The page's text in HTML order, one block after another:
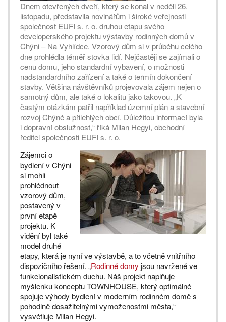
Dnem otevřených dveří, který se konal v neděli 26.
listopadu, představila novinářům i široké veřejnosti
společnost EUFI s. r. o. druhou etapu svého
developerského projektu výstavby rodinných domů v
Chýni – Na Vyhlídce. Vzorový dům si v průběhu celého
dne prohlédla téměř stovka lidí. Nejčastěji se zajímali o
cenu domu, jeho standardní vybavení, o možnosti
nadstandardního zařízení a také o termín dokončení
stavby. Většina návštěvníků projevovala zájem nejen o
samotný dům, ale také o lokalitu jako takovou. „K
častým otázkám patřil například územní plán a stavební
rozvoj Chýně a přilehlých obcí. Důležitou informací byla
i dopravní obslužnost,“ říká Milan Hegyi, obchodní
ředitel společnosti EUFI s. r. o.
Zájemci o
bydlení v Chýni
si mohli
prohlédnout
vzorový dům,
postavený v
první etapě
projektu. K
vidění byl také
model druhé
etapy, která je nyní ve výstavbě, a to včetně vnitřního
dispozičního řešení. „Rodinné domy jsou navržené ve
funkcionalistickém duchu. Náš projekt naplňuje
myšlenku konceptu TOWNHOUSE, který optimálně
spojuje výhody bydlení v moderním rodinném domě s
pohodlně dosažitelnými vymoženostmi města,“
vysvětluje Milan Hegyi.